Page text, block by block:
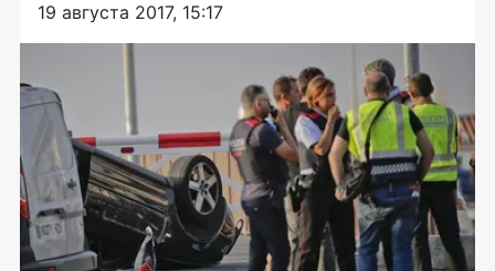
19 августа 2017, 15:17